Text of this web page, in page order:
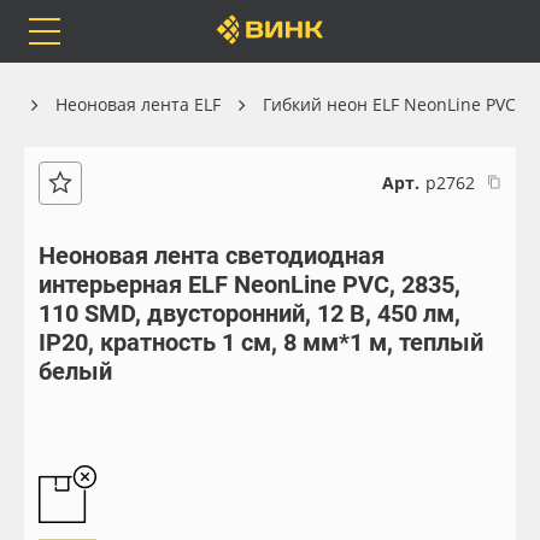
Orafol
Бренды
Оплата
Рулонные материалы
Самоклеящиеся плёнки
Чернила
Неоновая лента ELF Гибкий неон ELF NeonLine PVC
Арт. р2762
Неоновая лента светодиодная
интерьерная ELF NeonLine PVC, 2835,
110 SMD, двустoронний, 12 В, 450 лм,
IP20, кратность 1 см, 8 мм*1 м, теплый
белый